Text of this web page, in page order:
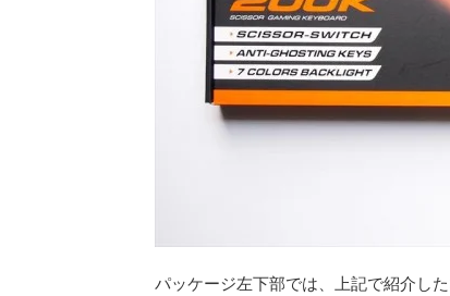
パッケージ左下部では、上記で紹介し